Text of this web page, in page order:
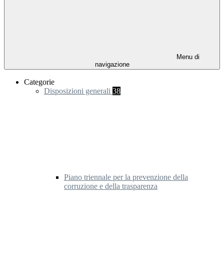
Menu di
navigazione
Categorie
Disposizioni generali 38
Piano triennale per la prevenzione della
corruzione e della trasparenza